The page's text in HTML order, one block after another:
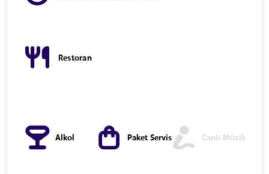
Restoran
Alkol Paket Servis Canlı Müzik